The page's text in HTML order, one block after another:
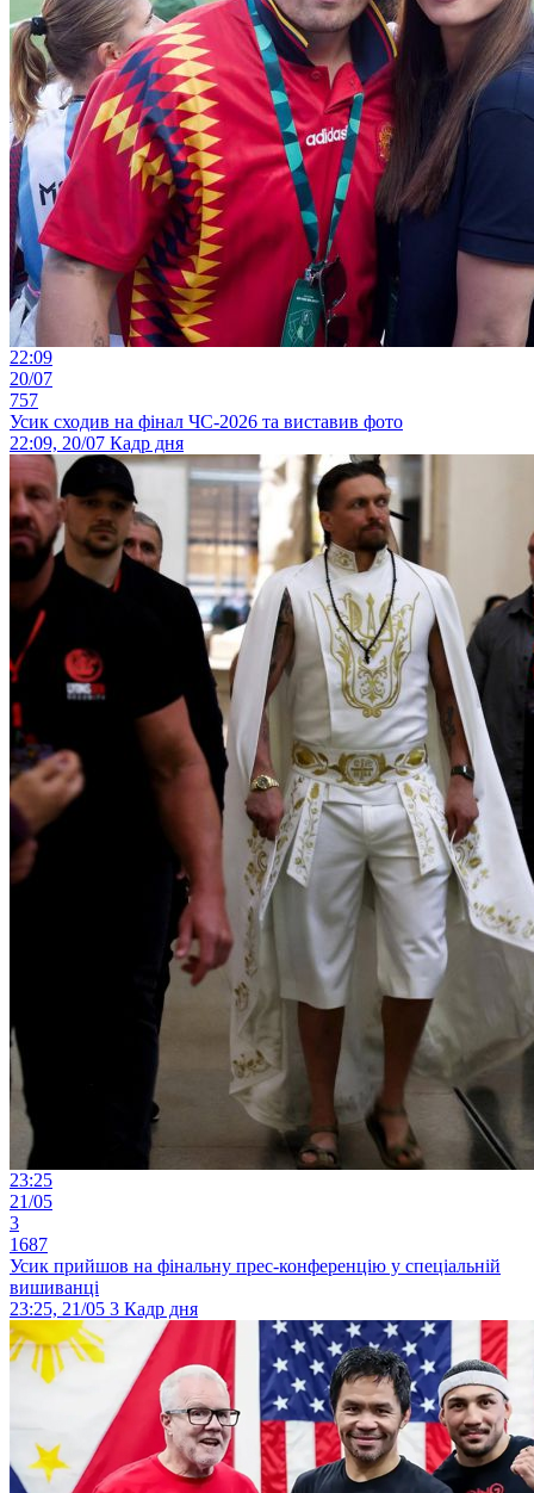
22:09
20/07
757
Усик сходив на фінал ЧС-2026 та виставив фото
22:09, 20/07 Кадр дня
23:25
21/05
3
1687
Усик прийшов на фінальну прес-конференцію у спеціальній
вишиванці
23:25, 21/05 3 Кадр дня